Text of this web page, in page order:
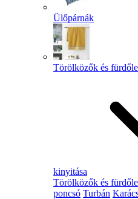
Ülőpárnák
Törölközők és
kinyitása
Törölközők és
poncsó Turbán